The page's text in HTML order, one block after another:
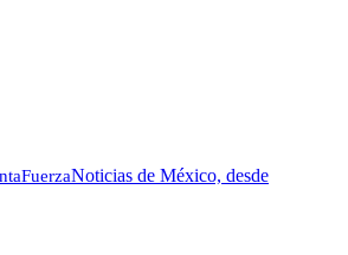
FuerzaNoticias de México, desde